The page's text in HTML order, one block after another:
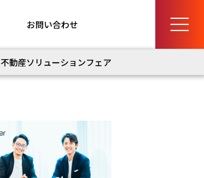
お問い合わせ
不動産ソリューションフェア